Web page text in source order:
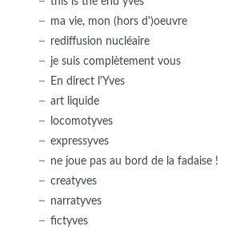
ma vie, mon (hors d')oeuvre
rediffusion nucléaire
je suis complètement vous
En direct l'Yves
art liquide
locomotyves
expressyves
ne joue pas au bord de la fadaise !
creatyves
narratyves
fictyves